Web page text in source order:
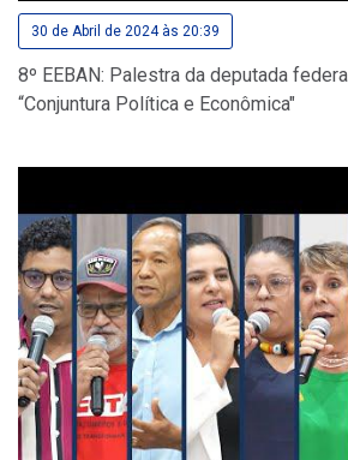
30 de Abril de 2024 às 20:39
8º EEBAN: Palestra da deputada
“Conjuntura Política e Econômica"